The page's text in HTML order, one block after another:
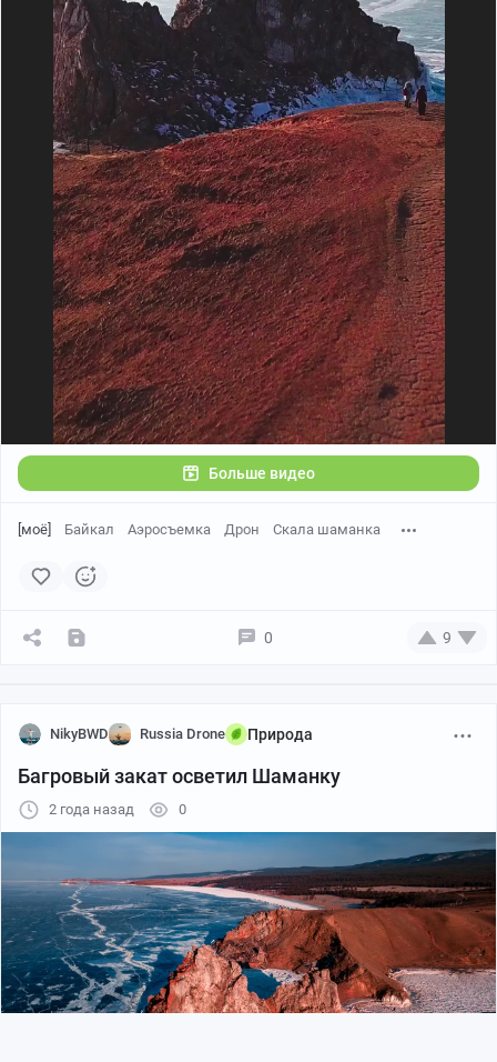
Больше видео
[моё] Байкал Аэросъемка Дрон Скала шаманка
0 9
NikyBWD Russia Drone Природа
Багровый закат осветил Шаманку
2 года назад 0